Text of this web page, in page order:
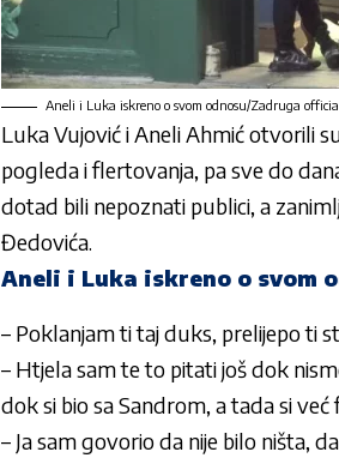
Aneli i Luka iskreno o svom odnosu/Zadruga
Luka Vujović i Aneli Ahmićotvorili
pogleda i flertovanja, pa sve do
dotad bili nepoznati publici, a
Đedovića.
Aneli i Luka iskreno o svom
– Poklanjam ti taj duks, prelijepo ti
– Htjela sam te to pitati još dok
dok si bio sa Sandrom, a tada si
– Ja sam govorio da nije bilo ništa,